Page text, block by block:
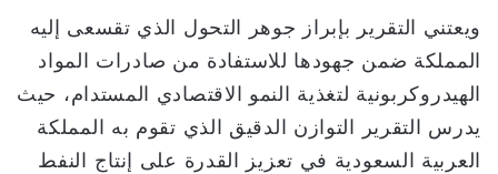
ويعتني التقرير بإبراز جوهر التحول الذي تقسعى إليه
المملكة ضمن جهودها للاستفادة من صادرات المواد
الهيدروكربونية لتغذية النمو الاقتصادي المستدام، حيث
يدرس التقرير التوازن الدقيق الذي تقوم به المملكة
العربية السعودية في تعزيز القدرة على إنتاج النفط